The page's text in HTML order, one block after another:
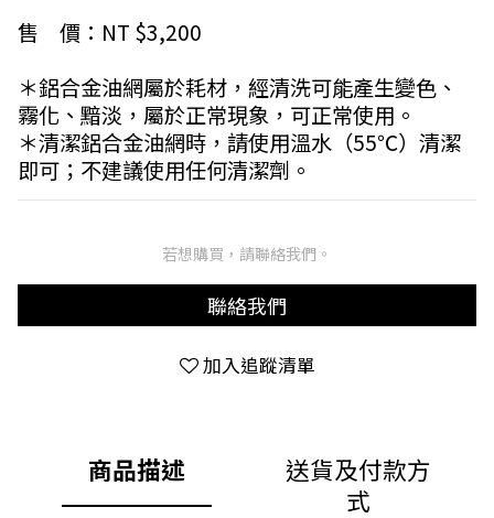
售　價：NT $3,200
＊鋁合金油網屬於耗材，經清洗可能產生變色、
霧化、黯淡，屬於正常現象，可正常使用。
＊清潔鋁合金油網時，請使用溫水（55℃）清潔
即可；不建議使用任何清潔劑。
若想購買，請聯絡我們。
聯絡我們
加入追蹤清單
商品描述
送貨及付款方
式